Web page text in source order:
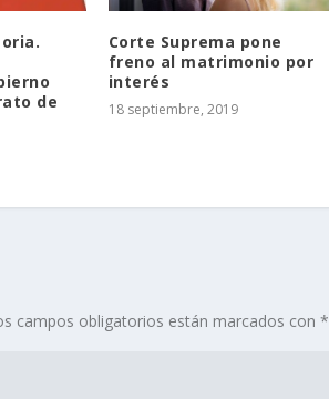
de
Corte Suprema pone
freno al matrimonio por
interés
18 septiembre, 2019
campos obligatorios están marcados con*